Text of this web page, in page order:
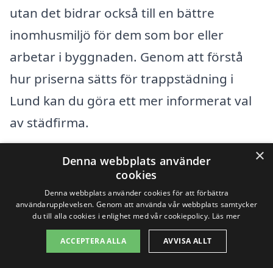
utan det bidrar också till en bättre
inomhusmiljö för dem som bor eller
arbetar i byggnaden. Genom att förstå
hur priserna sätts för trappstädning i
Lund kan du göra ett mer informerat val
av städfirma.
Få 3 erbjudanden, gratis och utan
förpliktelser
Sök efter en
×
Denna webbplats använder
cookies
Denna webbplats använder cookies för att förbättra
användarupplevelsen. Genom att använda vår webbplats samtycker
du till alla cookies i enlighet med vår cookiepolicy. Läs mer
ACCEPTERA ALLA AVVISA ALLT